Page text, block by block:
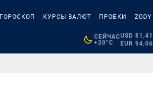
ГОРОСКОП КУРСЫ ВАЛЮТ ПРОБКИ ZODY
СЕЙЧАС
+20°C
USD 81,41
EUR 94,06